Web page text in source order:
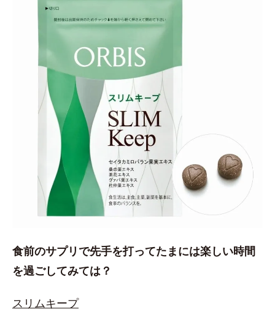
食前のサプリで先手を打ってたまには楽しい時間
を過ごしてみては？
スリムキープ